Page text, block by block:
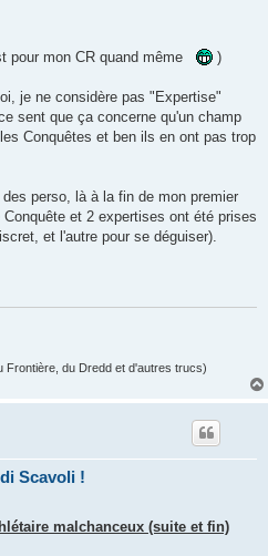
pour mon CR quand même )
je ne considère pas "Expertise"
sent que ça concerne qu'un champ
Conquêtes et ben ils en ont pas trop
perso, là à la fin de mon premier
et 2 expertises ont été prises
et l'autre pour se déguiser).
Frontière, du Dredd et d'autres trucs)
Scavoli !
malchanceux (suite et fin)